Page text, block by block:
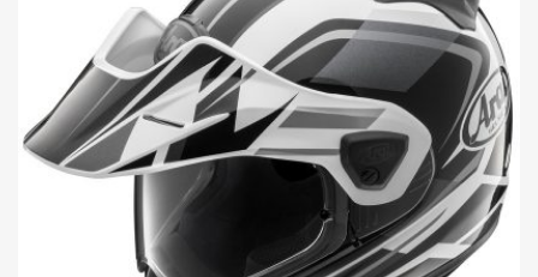
opciones
se
pueden
elegir
la
producto